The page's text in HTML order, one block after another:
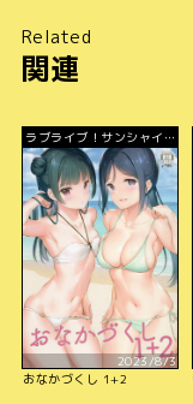
Related
関連
ラブライブ！サンシャイ
ン!!
2023/8/3
おなかづくし 1+2